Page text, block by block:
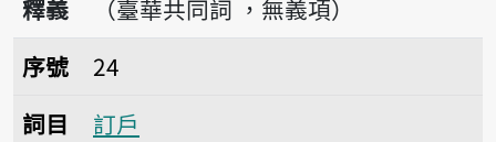
釋義
（臺華共同詞 ，無義項）
序號24訂戶
序號
24
詞目
訂戶